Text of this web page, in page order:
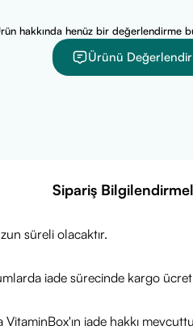
için ürün sayfamızı
hakkında henüz bir değerlendirme
Ürünü Değerlendir
Sipariş
süreli olacaktır.
iade sürecinde kargo
VitaminBox'ın iade hakkı